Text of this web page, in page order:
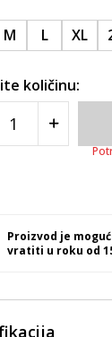
M L XL
količinu:
Proizvod je
vratiti u roku od